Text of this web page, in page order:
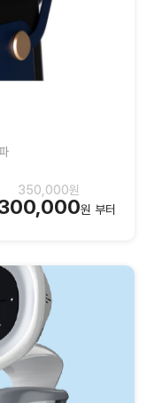
350,000원
원 부터